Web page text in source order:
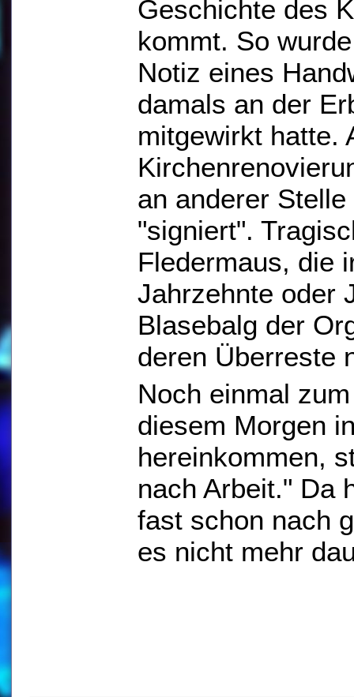
Geschichte des
kommt. So
Notiz eines
damals an der
mitgewirkt hatte.
an anderer
"signiert".
Fledermaus, die
Jahrzehnte oder
Blasebalg der
deren Überreste
Noch einmal
diesem Morgen
hereinkommen,
nach Arbeit." Da
fast schon nach
es nicht mehr